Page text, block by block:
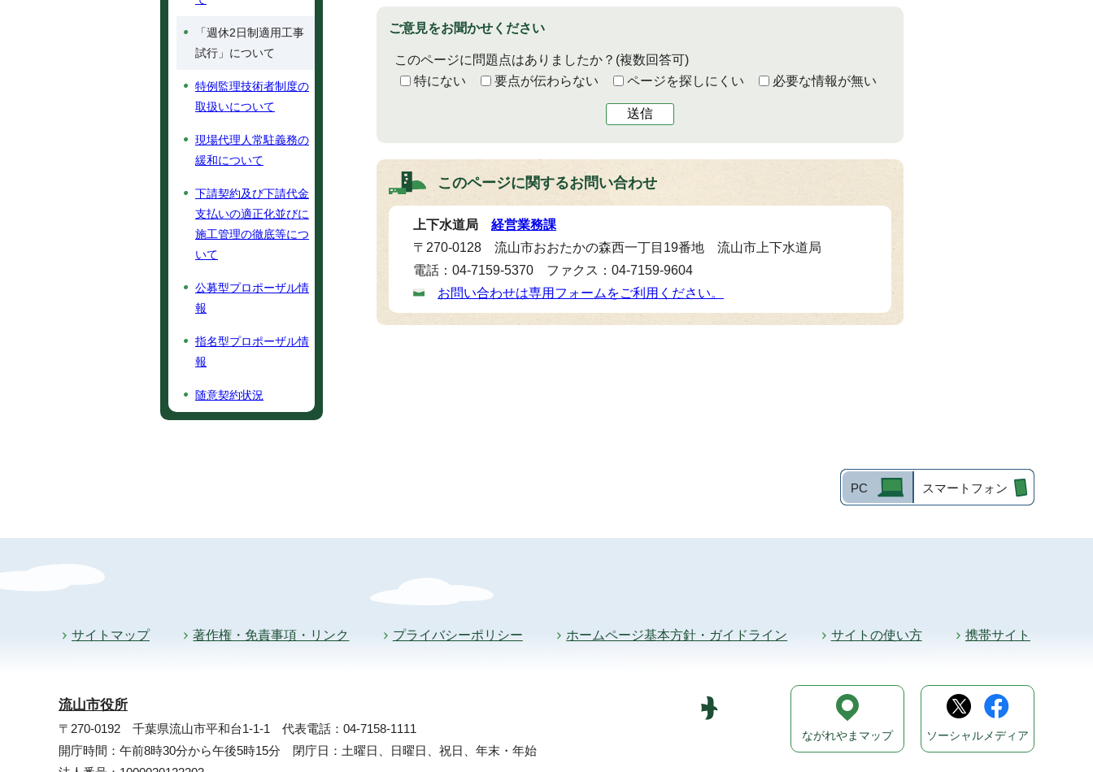
ご意見をお聞かせください
このページに問題点はありましたか？ (複数回答可)
特にない
要点が伝わらない ページを探しにくい 必要な情報が無い
送信
このページに関するお問い合わせ
上下水道局 経営業務課
〒270-0128 流山市おおたかの森西一丁目19番地 流山市上下水道局
電話：04-7159-5370 ファクス：04-7159-9604
お問い合わせは専用フォームをご利用ください。
「週休2日制適用工事
試行」について
特例監理技術者制度の
取扱いについて
現場代理人常駐義務の
緩和について
下請契約及び下請代金
支払いの適正化並びに
施工管理の徹底等につ
いて
公募型プロポーザル情
報
指名型プロポーザル情
報
随意契約状況
PC スマートフォン
サイトマップ 著作権・免責事項・リンク プライバシーポリシー ホームページ基本方針・ガイドライン サイトの使い方 携帯サイト
流山市役所
〒270-0192 千葉県流山市平和台1-1-1 代表電話：04-7158-1111
開庁時間：午前8時30分から午後5時15分 閉庁日：土曜日、日曜日、祝日、年末・年始
ながれやまマップ ソーシャルメディア